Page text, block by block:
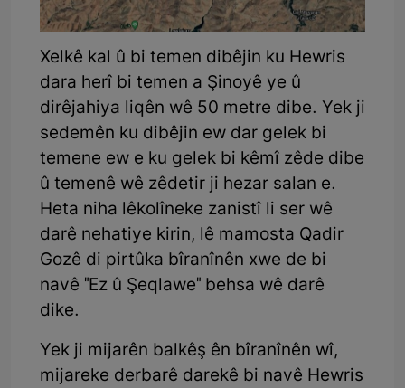
Xelkê kal û bi temen dibêjin ku Hewris
dara herî bi temen a Şinoyê ye û
dirêjahiya liqên wê 50 metre dibe. Yek ji
sedemên ku dibêjin ew dar gelek bi
temene ew e ku gelek bi kêmî zêde dibe
û temenê wê zêdetir ji hezar salan e.
Heta niha lêkolîneke zanistî li ser wê
darê nehatiye kirin, lê mamosta Qadir
Gozê di pirtûka bîranînên xwe de bi
navê "Ez û Şeqlawe" behsa wê darê
dike.
Yek ji mijarên balkêş ên bîranînên wî,
mijareke derbarê darekê bi navê Hewris